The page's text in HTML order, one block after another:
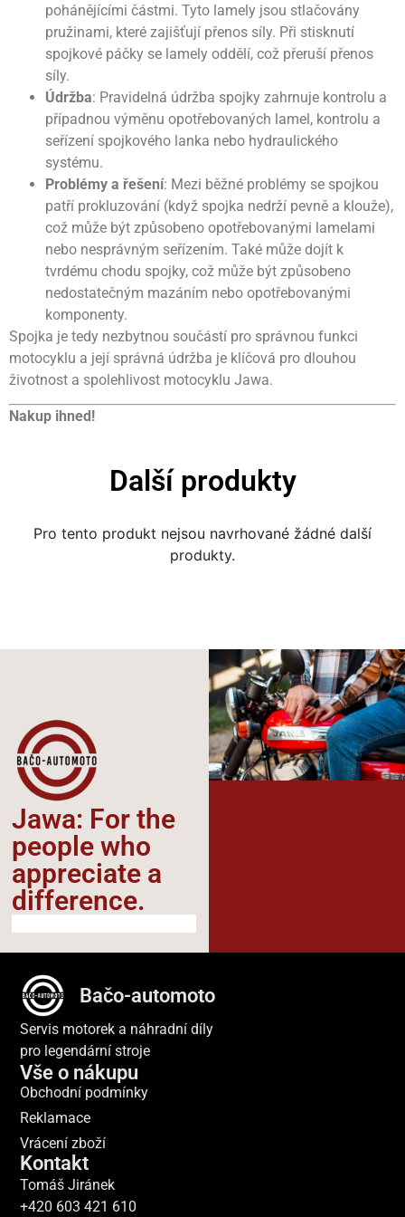
pohánějícími částmi. Tyto lamely jsou stlačovány
pružinami, které zajišťují přenos síly. Při stisknutí
spojkové páčky se lamely oddělí, což přeruší přenos
síly.
Údržba: Pravidelná údržba spojky zahrnuje kontrolu a
případnou výměnu opotřebovaných lamel, kontrolu a
seřízení spojkového lanka nebo hydraulického
systému.
Problémy a řešení: Mezi běžné problémy se spojkou
patří prokluzování (když spojka nedrží pevně a klouže),
což může být způsobeno opotřebovanými lamelami
nebo nesprávným seřízením. Také může dojít k
tvrdému chodu spojky, což může být způsobeno
nedostatečným mazáním nebo opotřebovanými
komponenty.
Spojka je tedy nezbytnou součástí pro správnou funkci
motocyklu a její správná údržba je klíčová pro dlouhou
životnost a spolehlivost motocyklu Jawa.
Nakup ihned!
Další produkty
Pro tento produkt nejsou navrhované žádné další
produkty.
Jawa: For the
people who
appreciate a
difference.​
Bačo-automoto
Servis motorek a náhradní díly
pro legendární stroje
Vše o nákupu
Obchodní podmínky
Reklamace
Vrácení zboží
Kontakt
Tomáš Jiránek
+420 603 421 610